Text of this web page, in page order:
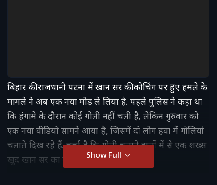
बिहार की राजधानी पटना में खान सर की कोचिंग पर हुए हमले के
मामले ने अब एक नया मोड़ ले लिया है. पहले पुलिस ने कहा था
कि हंगामे के दौरान कोई गोली नहीं चली है, लेकिन गुरुवार को
एक नया वीडियो सामने आया है, जिसमें दो लोग हवा में गोलियां
चलाते दिख रहे हैं. चर्चा है कि गोली चलाने वालों में से एक शख्स
खुद खान सर का बॉडीगार्ड है.Show Full